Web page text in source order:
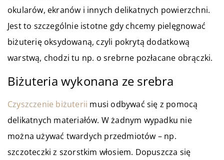
okularów, ekranów i innych delikatnych powierzchni.
Jest to szczególnie istotne gdy chcemy pielęgnować
biżuterię oksydowaną, czyli pokrytą dodatkową
warstwą, chodzi tu np. o srebrne pozłacane obrączki.
Biżuteria wykonana ze srebra
Czyszczenie biżuterii musi odbywać się z pomocą
delikatnych materiałów. W żadnym wypadku nie
można używać twardych przedmiotów – np.
szczoteczki z szorstkim włosiem. Dopuszcza się